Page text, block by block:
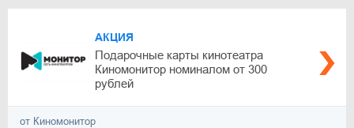
АКЦИЯ
Подарочные карты кинотеатра
Киномонитор номиналом от 300
рублей
от Киномонитор